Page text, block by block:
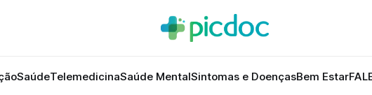
SaúdeTelemedicinaSaúde MentalSintomas e DoençasBem Estar